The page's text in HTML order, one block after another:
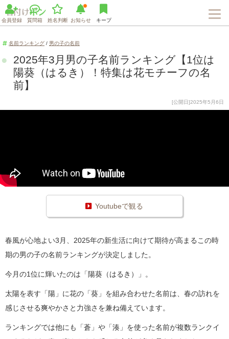
会員登録 質問箱 姓名判断 お知らせ キープ
名前ランキング / 男の子の名前
2025年3月男の子名前ランキング【1位は
陽葵（はるき）！特集は花モチーフの名
前】
[公開日]2025年5月6日
Youtubeで観る
春風が心地よい3月、2025年の新生活に向けて期待が高まるこの時
期の男の子の名前ランキングが決定しました。
今月の1位に輝いたのは「陽葵（はるき）」。
太陽を表す「陽」に花の「葵」を組み合わせた名前は、春の訪れを
感じさせる爽やかさと力強さを兼ね備えています。
ランキングでは他にも「蒼」や「湊」を使った名前が複数ランクイ